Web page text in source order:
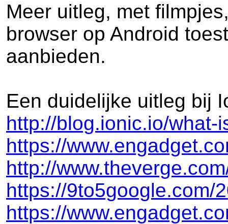
Meer uitleg, met
browser op Android
aanbieden.
Een duidelijke uitleg bij
http://blog.ionic.io/what-
https://
http://
https://9to5google.com/
https://